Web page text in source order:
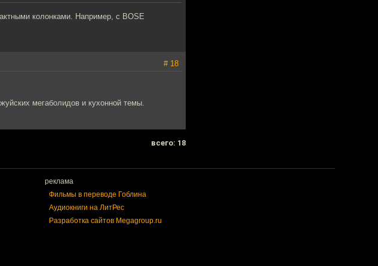
колонками. Например, с BOSE
# 18
мегаболидов и кухонной темы.
всего: 18
реклама
Фильмы в переводе Гоблина
Аудиокниги на ЛитРес
Разработка сайтов Megagroup.ru